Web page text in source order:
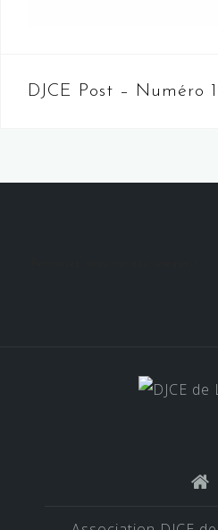
DJCE Post – Numéro